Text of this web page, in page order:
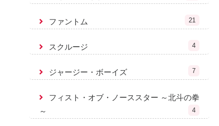
ファントム 21
スクルージ 4
ジャージー・ボーイズ 7
フィスト・オブ・ノーススター ～北斗の拳
～
4